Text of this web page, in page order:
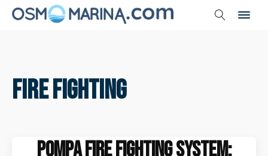
fire fighting
Pompa Fire Fighting System: